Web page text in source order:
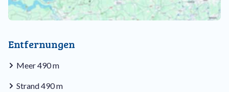
Entfernungen
Meer 490 m
Strand 490 m